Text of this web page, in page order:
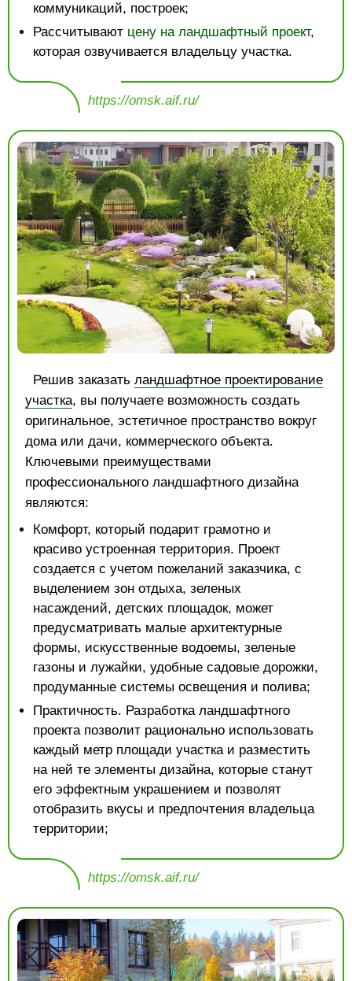
коммуникаций, построек;
Рассчитывают цену на ландшафтный проект,
которая озвучивается владельцу участка.
https://omsk.aif.ru/
Решив заказать ландшафтное проектирование
участка, вы получаете возможность создать
оригинальное, эстетичное пространство вокруг
дома или дачи, коммерческого объекта.
Ключевыми преимуществами
профессионального ландшафтного дизайна
являются:
Комфорт, который подарит грамотно и
красиво устроенная территория. Проект
создается с учетом пожеланий заказчика, с
выделением зон отдыха, зеленых
насаждений, детских площадок, может
предусматривать малые архитектурные
формы, искусственные водоемы, зеленые
газоны и лужайки, удобные садовые дорожки,
продуманные системы освещения и полива;
Практичность. Разработка ландшафтного
проекта позволит рационально использовать
каждый метр площади участка и разместить
на ней те элементы дизайна, которые станут
его эффектным украшением и позволят
отобразить вкусы и предпочтения владельца
территории;
https://omsk.aif.ru/